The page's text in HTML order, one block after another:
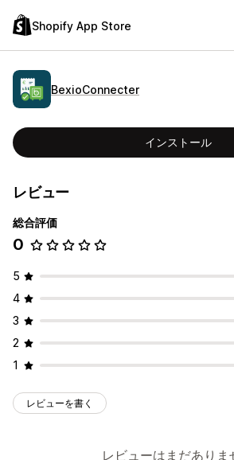
Shopify App Store
BexioConnecter
インストール
レビュー
総合評価
0
5
4
3
2
1
レビューを書く
レビューはまだありま